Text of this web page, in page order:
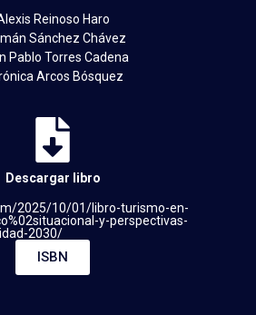
Reinoso Haro
Sánchez Chávez
Pablo Torres Cadena
Arcos Bósquez
Descargar libro
2025/10/01/libro-turismo-en-
y-perspectivas-
2030/
ISBN